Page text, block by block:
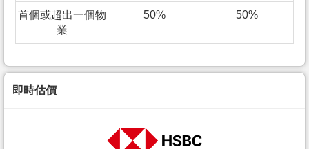
首個或超出一個物
業
50% 50%
即時估價